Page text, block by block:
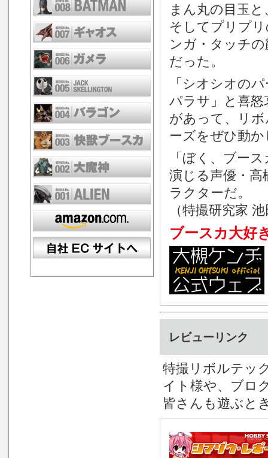
まん丸の目玉
そしてプリプ
ンガ・タッチ
だった。
「シオシオの
パラサ」と喜
があって、リ
ーズをぜひ動
「ぼく、ブー
演じる声優・
ラクターだ。
（特撮研究家
ブースカ大好
レビューリンク
特撮リボルテッ
イト様や、ブロ
皆さんも遊ぶと